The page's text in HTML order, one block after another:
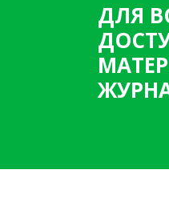
ДЛЯ